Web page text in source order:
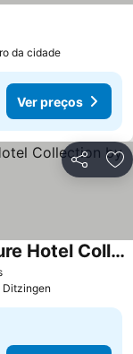
da cidade
Ver preços
Partilhar
Ver preços
LOFTSTYLE Hotel Gerlingen, Sure Hotel Collection by Best Western
Ditzingen